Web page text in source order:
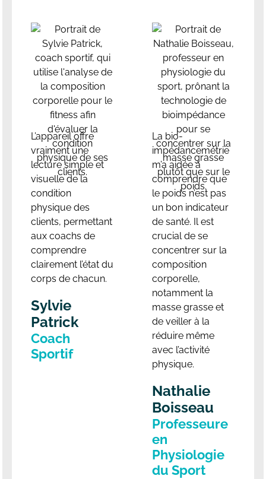
Sylvie
Patrick
Coach
Sportif
L’appareil offre
vraiment une
lecture simple et
visuelle de la
condition
physique des
clients, permettant
aux coachs de
comprendre
clairement l’état du
corps de chacun.
Nathalie
Boisseau
Professeure
en
Physiologie
du Sport
La bio-
impédancemétrie
m’a aidée à
comprendre que
le poids n’est pas
un bon indicateur
de santé. Il est
crucial de se
concentrer sur la
composition
corporelle,
notamment la
masse grasse et
de veiller à la
réduire même
avec l’activité
physique.